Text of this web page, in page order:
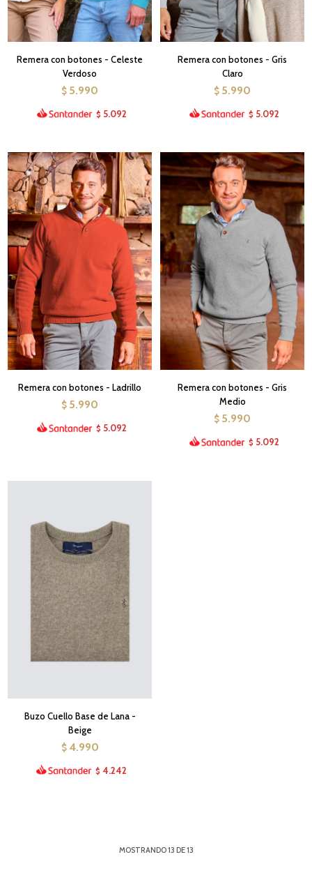
Remera con botones - Celeste
Verdoso
$ 5.990
$ 5.092
Remera con botones - Gris
Claro
$ 5.990
$ 5.092
Remera con botones - Ladrillo
$ 5.990
$ 5.092
Remera con botones - Gris
Medio
$ 5.990
$ 5.092
Buzo Cuello Base de Lana -
Beige
$ 4.990
$ 4.242
MOSTRANDO13 DE13